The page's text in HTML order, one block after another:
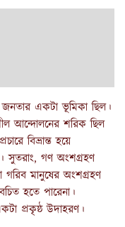
জনতার একটা ভূমিকা ছিল।
আন্দোলনের শরিক ছিল
বিভ্রান্ত হয়ে
সুতরাং, গণ অংশগ্রহণ
গরিব মানুষের অংশগ্রহণ
হতে পারেনা।
প্রকৃষ্ঠ উদাহরণ।